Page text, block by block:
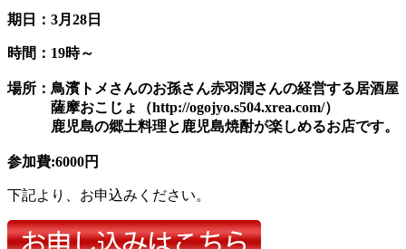
期日：3月28日
時間：19時～
場所：鳥濱トメさんのお孫さん赤羽潤さんの経営する居酒屋
薩摩おこじょ（http://ogojyo.s504.xrea.com/）
鹿児島の郷土料理と鹿児島焼酎が楽しめるお店です。
参加費:6000円
下記より、お申込みください。